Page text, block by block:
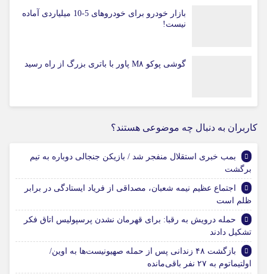
بازار خودرو برای خودروهای 5-10 میلیاردی آماده
نیست!
گوشی پوکو M۸ پاور با باتری بزرگ از راه رسید
کاربران به دنبال چه موضوعی هستند؟
بمب خبری استقلال منفجر شد / بازیکن جنجالی دوباره به تیم
برگشت
اجتماع عظیم نیمه شعبان، مصداقی از فریاد ایستادگی در برابر
ظلم است
حمله درویش به رقبا: برای قهرمان نشدن پرسپولیس اتاق فکر
تشکیل دادند
بازگشت ۴۸ زندانی پس از حمله صهیونیست‌ها به اوین/
اولتیماتوم به ۲۷ نفر باقی‌مانده